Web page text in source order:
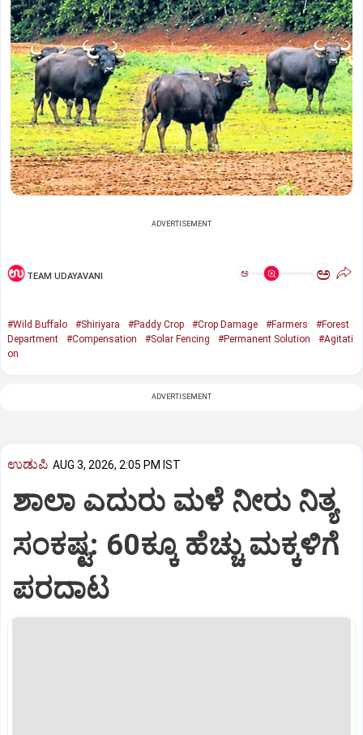
ADVERTISEMENT
TEAM UDAYAVANI ಅ ಅ
#Wild Buffalo #Shiriyara #Paddy Crop #Crop Damage #Farmers
#Forest
Department
#Compensation #Solar Fencing #Permanent Solution
#Agitati
on
ADVERTISEMENT
ಉಡುಪಿ AUG 3, 2026, 2:05 PM IST
ಶಾಲಾ ಎದುರು ಮಳೆ ನೀರು ನಿತ್ಯ
ಸಂಕಷ್ಟ: 60ಕ್ಕೂ ಹೆಚ್ಚು ಮಕ್ಕಳಿಗೆ
ಪರದಾಟ